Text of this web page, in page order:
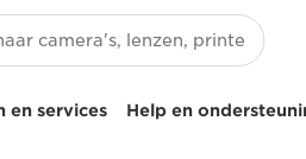
en services Help en